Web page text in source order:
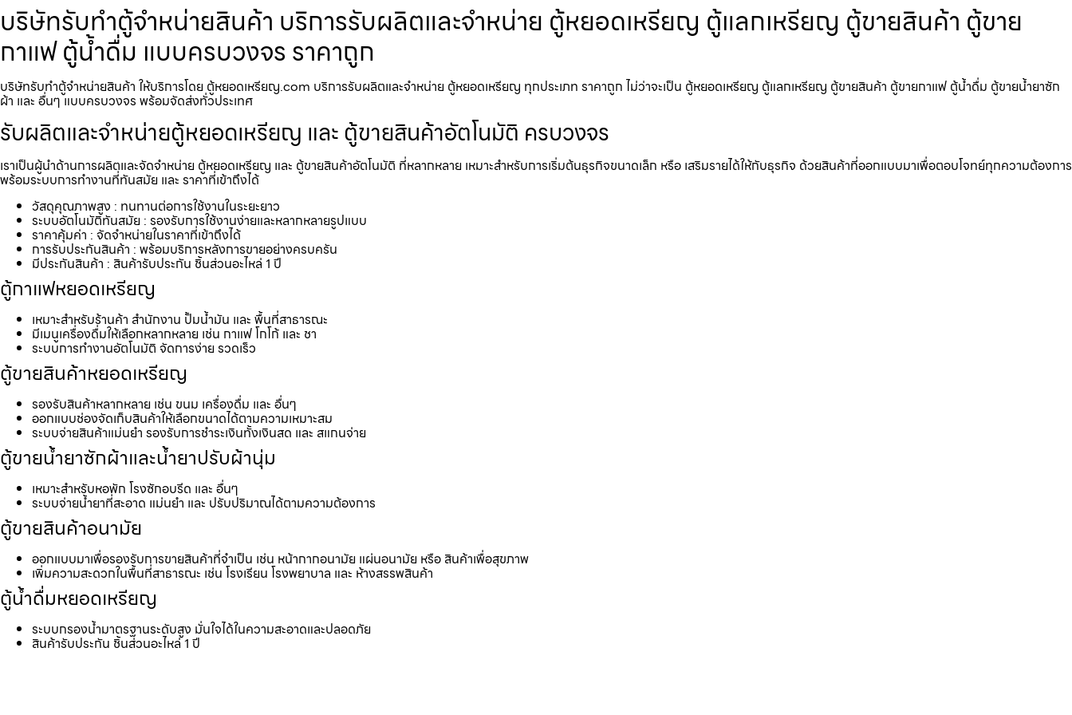
บริษัทรับทำตู้จำหน่ายสินค้า บริการรับผลิตและจำหน่าย ตู้หยอดเหรียญ ตู้แลกเหรียญ ตู้ขายสินค้า ตู้ขาย
กาแฟ ตู้น้ำดื่ม แบบครบวงจร ราคาถูก
บริษัทรับทำตู้จำหน่ายสินค้า ให้บริการโดย ตู้หยอดเหรียญ.com บริการรับผลิตและจำหน่าย ตู้หยอดเหรียญ ทุกประเภท ราคาถูก ไม่ว่าจะเป็น ตู้หยอดเหรียญ ตู้แลกเหรียญ ตู้ขายสินค้า ตู้ขายกาแฟ ตู้น้ำดื่ม ตู้ขายน้ำยาซัก
ผ้า และ อื่นๆ แบบครบวงจร พร้อมจัดส่งทั่วประเทศ
รับผลิตและจำหน่ายตู้หยอดเหรียญ และ ตู้ขายสินค้าอัตโนมัติ ครบวงจร
เราเป็นผู้นำด้านการผลิตและจัดจำหน่าย ตู้หยอดเหรียญ และ ตู้ขายสินค้าอัตโนมัติ ที่หลากหลาย เหมาะสำหรับการเริ่มต้นธุรกิจขนาดเล็ก หรือ เสริมรายได้ให้กับธุรกิจ ด้วยสินค้าที่ออกแบบมาเพื่อตอบโจทย์ทุกความต้องการ
พร้อมระบบการทำงานที่ทันสมัย และ ราคาที่เข้าถึงได้
วัสดุคุณภาพสูง : ทนทานต่อการใช้งานในระยะยาว
ระบบอัตโนมัติทันสมัย : รองรับการใช้งานง่ายและหลากหลายรูปแบบ
ราคาคุ้มค่า : จัดจำหน่ายในราคาที่เข้าถึงได้
การรับประกันสินค้า : พร้อมบริการหลังการขายอย่างครบครัน
มีประกันสินค้า : สินค้ารับประกัน ชิ้นส่วนอะไหล่ 1 ปี
ตู้กาแฟหยอดเหรียญ
เหมาะสำหรับร้านค้า สำนักงาน ปั้มน้ำมัน และ พื้นที่สาธารณะ
มีเมนูเครื่องดื่มให้เลือกหลากหลาย เช่น กาแฟ โกโก้ และ ชา
ระบบการทำงานอัตโนมัติ จัดการง่าย รวดเร็ว
ตู้ขายสินค้าหยอดเหรียญ
รองรับสินค้าหลากหลาย เช่น ขนม เครื่องดื่ม และ อื่นๆ
ออกแบบช่องจัดเก็บสินค้าให้เลือกขนาดได้ตามความเหมาะสม
ระบบจ่ายสินค้าแม่นยำ รองรับการชำระเงินทั้งเงินสด และ สแกนจ่าย
ตู้ขายน้ำยาซักผ้าและน้ำยาปรับผ้านุ่ม
เหมาะสำหรับหอพัก โรงซักอบรีด และ อื่นๆ
ระบบจ่ายน้ำยาที่สะอาด แม่นยำ และ ปรับปริมาณได้ตามความต้องการ
ตู้ขายสินค้าอนามัย
ออกแบบมาเพื่อรองรับการขายสินค้าที่จำเป็น เช่น หน้ากากอนามัย แผ่นอนามัย หรือ สินค้าเพื่อสุขภาพ
เพิ่มความสะดวกในพื้นที่สาธารณะ เช่น โรงเรียน โรงพยาบาล และ ห้างสรรพสินค้า
ตู้น้ำดื่มหยอดเหรียญ
ระบบกรองน้ำมาตรฐานระดับสูง มั่นใจได้ในความสะอาดและปลอดภัย
สินค้ารับประกัน ชิ้นส่วนอะไหล่ 1 ปี